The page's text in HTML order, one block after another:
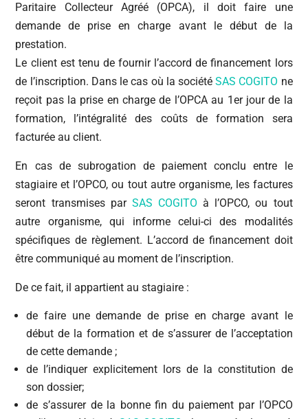
Paritaire Collecteur Agréé (OPCA), il doit faire une
demande de prise en charge avant le début de la
prestation.
Le client est tenu de fournir l’accord de financement lors
de l’inscription. Dans le cas où la sociétéSAS COGITO ne
reçoit pas la prise en charge de l’OPCA au 1er jour de la
formation, l’intégralité des coûts de formation sera
facturée au client.
En cas de subrogation de paiement conclu entre le
stagiaire et l’OPCO, ou tout autre organisme, les factures
seront transmises par SAS COGITO à l’OPCO, ou tout
autre organisme, qui informe celui-ci des modalités
spécifiques de règlement. L’accord de financement doit
être communiqué au moment de l’inscription.
De ce fait, il appartient au stagiaire :
de faire une demande de prise en charge avant le
début de la formation et de s’assurer de l’acceptation
de cette demande ;
de l’indiquer explicitement lors de la constitution de
son dossier;
de s’assurer de la bonne fin du paiement par l’OPCO